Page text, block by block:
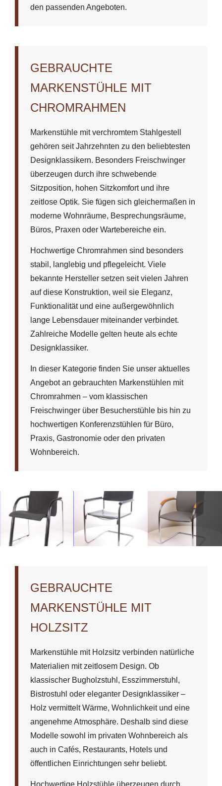
den passenden Angeboten.
GEBRAUCHTE
MARKENSTÜHLE MIT
CHROMRAHMEN
Markenstühle mit verchromtem Stahlgestell
gehören seit Jahrzehnten zu den beliebtesten
Designklassikern. Besonders Freischwinger
überzeugen durch ihre schwebende
Sitzposition, hohen Sitzkomfort und ihre
zeitlose Optik. Sie fügen sich gleichermaßen in
moderne Wohnräume, Besprechungsräume,
Büros, Praxen oder Wartebereiche ein.
Hochwertige Chromrahmen sind besonders
stabil, langlebig und pflegeleicht. Viele
bekannte Hersteller setzen seit vielen Jahren
auf diese Konstruktion, weil sie Eleganz,
Funktionalität und eine außergewöhnlich
lange Lebensdauer miteinander verbindet.
Zahlreiche Modelle gelten heute als echte
Designklassiker.
In dieser Kategorie finden Sie unser aktuelles
Angebot an gebrauchten Markenstühlen mit
Chromrahmen – vom klassischen
Freischwinger über Besucherstühle bis hin zu
hochwertigen Konferenzstühlen für Büro,
Praxis, Gastronomie oder den privaten
Wohnbereich.
GEBRAUCHTE
MARKENSTÜHLE MIT
HOLZSITZ
Markenstühle mit Holzsitz verbinden natürliche
Materialien mit zeitlosem Design. Ob
klassischer Bugholzstuhl, Esszimmerstuhl,
Bistrostuhl oder eleganter Designklassiker –
Holz vermittelt Wärme, Wohnlichkeit und eine
angenehme Atmosphäre. Deshalb sind diese
Modelle sowohl im privaten Wohnbereich als
auch in Cafés, Restaurants, Hotels und
öffentlichen Einrichtungen sehr beliebt.
Hochwertige Holzstühle überzeugen durch